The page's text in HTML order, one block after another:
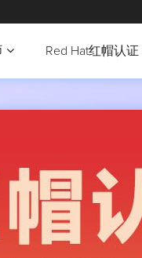
Red Hat红帽认证